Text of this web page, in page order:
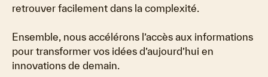
retrouver facilement dans la complexité.
Ensemble, nous accélérons l’accès aux informations
pour transformer vos idées d’aujourd’hui en
innovations de demain.